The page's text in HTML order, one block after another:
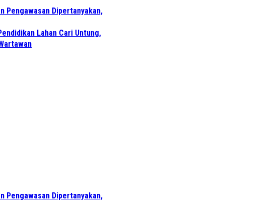
Pengawasan Dipertanyakan,
Lahan Cari Untung,
Pengawasan Dipertanyakan,